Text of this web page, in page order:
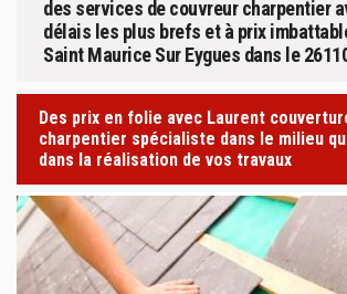
des services de couvreur charpentier
délais les plus brefs et à prix
Saint Maurice Sur Eygues dans le
Des prix en folie avec Laurent
charpentier spécialiste dans le milieu
dans la réalisation de vos travaux